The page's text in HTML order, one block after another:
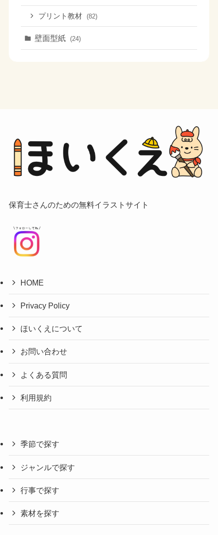
プリント教材 (82)
壁面型紙 (24)
保育士さんのための無料イラストサイト
HOME
Privacy Policy
ほいくえについて
お問い合わせ
よくある質問
利用規約
季節で探す
ジャンルで探す
行事で探す
素材を探す